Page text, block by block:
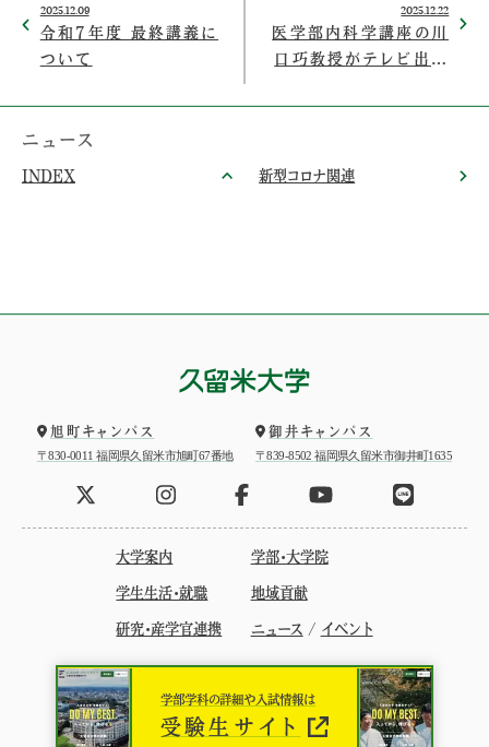
2025.12.09
令和7年度 最終講義に
ついて
2025.12.22
医学部内科学講座の川
口巧教授がテレビ出演
ニュース
INDEX 新型コロナ関連
旭町キャンパス
〒830-0011 福岡県久留米市旭町67番地
御井キャンパス
〒839-8502 福岡県久留米市御井町1635
大学案内 学部・大学院
学生生活・就職 地域貢献
研究・産学官連携 ニュース / イベント
学部学科の詳細や入試情報は
受験生サイト